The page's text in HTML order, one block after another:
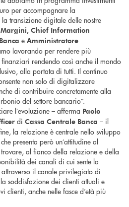
per accompagnare la
transizione digitale delle nostre
Chief Information
e Amministratore
lavorando per rendere più
rendendo così anche il mondo
alla portata di tutti. Il continuo
non solo di digitalizzare
di contribuire concretamente alla
del settore bancario”.
l’evoluzione – afferma Paolo
di Cassa Centrale Banca – il
la relazione è centrale nello sviluppo
presenta però un’attitudine al
al fianco della relazione e della
dei canali di cui sente la
attraverso il canale privilegiato di
soddisfazione dei clienti attuali e
clienti, anche nelle fasce d’età più